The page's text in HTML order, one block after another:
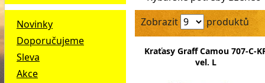
Novinky
Doporučujeme
Sleva
Akce
Zobrazit
produktů
Kraťasy Graff Camou 707-C-
vel. L